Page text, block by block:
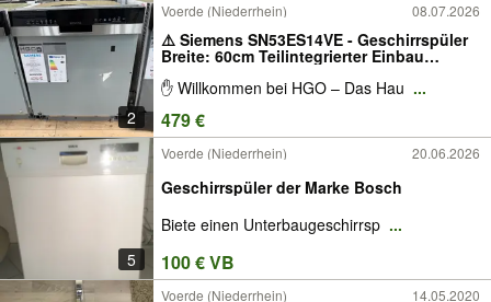
2
Voerde (Niederrhein) 08.07.2026
⚠️ Siemens SN53ES14VE - Geschirrspüler
Breite: 60cm Teilintegrierter Einbau
Energieklasse: C Besteckschublade W-
LAN fähig (WiFi) App Home Connect
✋ Willkommen bei HGO – Das Hau ...
479 €
5
Voerde (Niederrhein) 20.06.2026
Geschirrspüler der Marke Bosch
Biete einen Unterbaugeschirrsp ...
100 € VB
Voerde (Niederrhein) 14.05.2020